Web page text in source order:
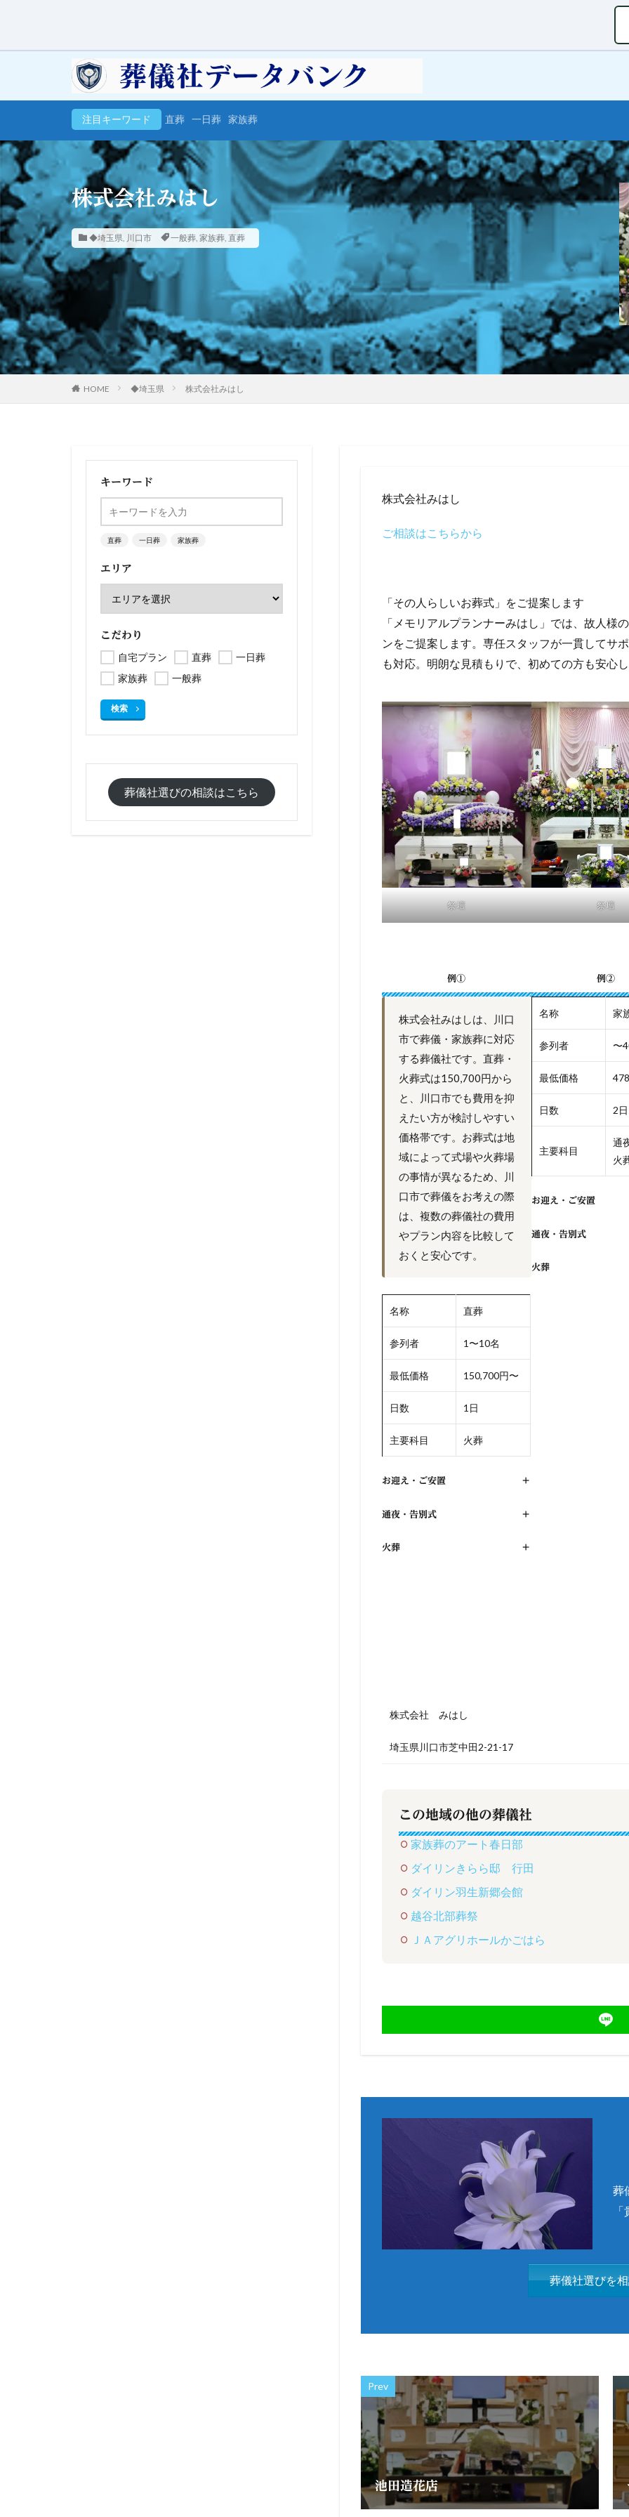
注目キーワード 直葬 一日葬 家族葬
株式会社みはし
◆埼玉県, 川口市 一般葬, 家族葬, 直葬
HOME ◆埼玉県 株式会社みはし
株式会社みはし
ご相談はこちらから
「その人らしいお葬式」をご提案します
「メモリアルプランナーみはし」では、故人様
ンをご提案します。専任スタッフが一貫してサ
も対応。明朗な見積もりで、初めての方も安心
祭壇 祭壇
例①
株式会社みはしは、川口
市で葬儀・家族葬に対応
する葬儀社です。直葬・
火葬式は150,700円から
と、川口市でも費用を抑
えたい方が検討しやすい
価格帯です。お葬式は地
域によって式場や火葬場
の事情が異なるため、川
口市で葬儀をお考えの際
は、複数の葬儀社の費用
やプラン内容を比較して
おくと安心です。
名称 直葬
参列者 1〜10名
最低価格 150,700円〜
日数 1日
主要科目 火葬
お迎え・ご安置 +
通夜・告別式 +
火葬 +
例②
名称 家
参列者 〜
最低価格
日数 2日
主要科目
通
火
お迎え・ご安置
通夜・告別式
火葬
株式会社 みはし
埼玉県川口市芝中田2-21-17
この地域の他の葬儀社
家族葬のアート春日部
ダイリンきらら邸 行田
ダイリン羽生新郷会館
越谷北部葬祭
ＪＡアグリホールかごはら
葬
葬儀社選びを
Prev
池田造花店
キーワード
直葬 一日葬 家族葬
エリア
こだわり
自宅プラン 直葬
一日葬
家族葬
一般葬
検索
葬儀社選びの相談はこちら